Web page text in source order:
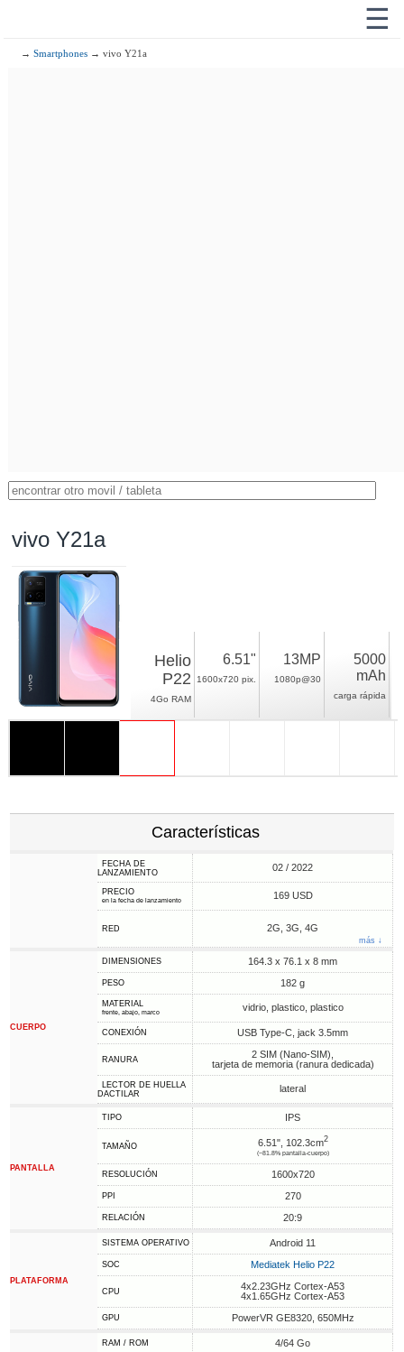
☰
→Smartphones → vivo Y21a
vivo Y21a
Helio
P22
4Go RAM
6.51"
1600x720 pix.
13MP
1080p@30
5000
mAh
carga rápida
Características
FECHA DE
LANZAMIENTO
02 / 2022
PRECIO
en la fecha de lanzamiento 169 USD
RED 2G, 3G, 4G
más ↓
CUERPO
DIMENSIONES 164.3 x 76.1 x 8 mm
PESO 182 g
MATERIAL
frente, abajo, marco vidrio, plastico, plastico
CONEXIÓN USB Type-C, jack 3.5mm
RANURA
2 SIM (Nano-SIM),
tarjeta de memoria (ranura dedicada)
LECTOR DE HUELLA
DACTILAR
lateral
PANTALLA
TIPO IPS
TAMAÑO 6.51", 102.3cm2
(~81.8% pantalla-cuerpo)
RESOLUCIÓN 1600x720
PPI 270
RELACIÓN 20:9
PLATAFORMA
SISTEMA OPERATIVO Android 11
SOC Mediatek Helio P22
CPU
4x2.23GHz Cortex-A53
4x1.65GHz Cortex-A53
GPU PowerVR GE8320, 650MHz
RAM / ROM 4/64 Go